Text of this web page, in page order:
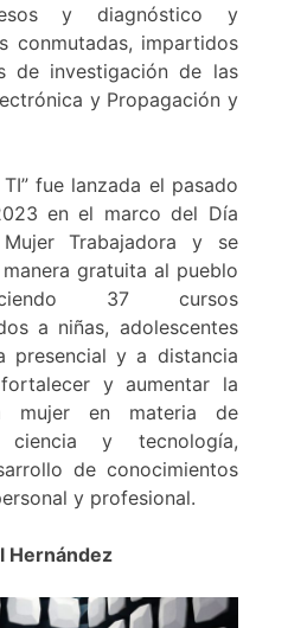
y diagnóstico y
conmutadas, impartidos
de investigación de las
y Propagación y
fue lanzada el pasado
en el marco del Día
Trabajadora y se
gratuita al pueblo
37 cursos
a niñas, adolescentes
presencial y a distancia
y aumentar la
mujer en materia de
ciencia y tecnología,
de conocimientos
y profesional.
Hernández